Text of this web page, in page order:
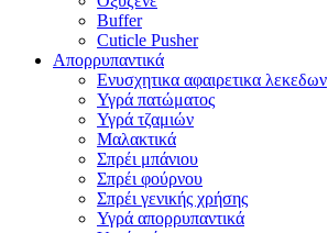
Buffer
Cuticle Pusher
Απορρυπαντικά
Eνυσχητικα αφαιρετικα λεκεδων
Υγρά πατώματος
Υγρά τζαμιών
Μαλακτικά
Σπρέι μπάνιου
Σπρέι φούρνου
Σπρέι γενικής χρήσης
Υγρά απορρυπαντικά